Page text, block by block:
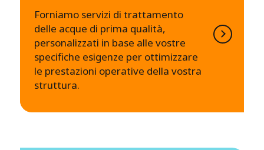
Forniamo servizi di trattamento
delle acque di prima qualità,
personalizzati in base alle vostre
specifiche esigenze per ottimizzare
le prestazioni operative della vostra
struttura.